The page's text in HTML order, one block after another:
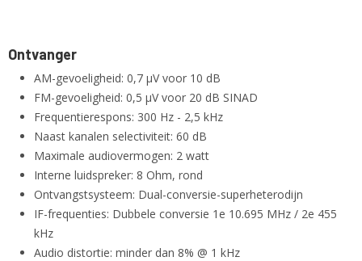
Ontvanger
AM-gevoeligheid: 0,7 µV voor 10 dB
FM-gevoeligheid: 0,5 µV voor 20 dB SINAD
Frequentierespons: 300 Hz - 2,5 kHz
Naast kanalen selectiviteit: 60 dB
Maximale audiovermogen: 2 watt
Interne luidspreker: 8 Ohm, rond
Ontvangstsysteem: Dual-conversie-superheterodijn
IF-frequenties: Dubbele conversie 1e 10.695 MHz / 2e 455
kHz
Audio distortie: minder dan 8% @ 1 kHz